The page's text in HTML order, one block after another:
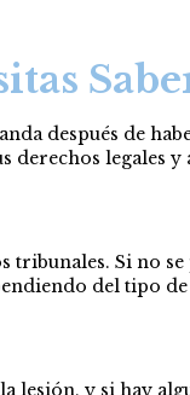
después de
legales y
tribunales. Si no
del tipo
lesión, y si hay